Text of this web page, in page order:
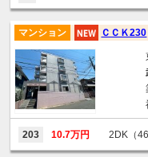
マンション ＣＣＫ230
203 10.7万円 2DK（